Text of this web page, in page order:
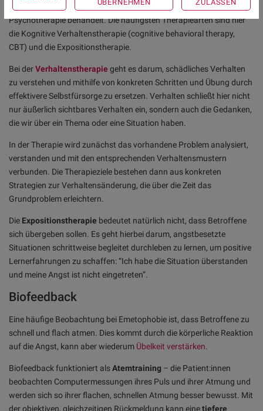
Angststörungen werden in der Regel im Rahmen einer
Psychotherapie behandelt. Die häufigsten Therapiearten sind hier
die Kognitive Verhaltenstherapie (cognitive behavioral therapy,
CBT) und die Expositionstherapie.
Bei derVerhaltenstherapie geht es darum, schädliches Verhalten
zu verstehen und mithilfe von konkreten Schritten und Übung durch
effektivere Selbstfürsorge zu ersetzen. Verhalten schließt hier nicht
nur äußerlich sichtbares Verhalten ein, sondern auch die Gedanken,
die wir über ein Thema oder eine Situation haben.
In der Therapie wird zunächst das vorhandene Problem analysiert,
verstanden und mit den entsprechenden Verhaltensmustern
verbunden. Die Therapieziele bestehen dann aus konkreten
Strategien zur Verhaltensänderung, die über die Zeit das
Grundproblem erleichtern.
Die Expositionstherapie bedeutet natürlich nicht, dass Betroffene
sich übergeben sollen. Es geht hierbei darum, angstbesetzte
Situationen schrittweise begleitet durchleben zu lernen, um positive
Lernerfahrungen zu schaffen: “Ich habe die Situation überstanden
und meine Angst ist nicht eingetreten”.
Biofeedback
Eine häufige Beobachtung bei Emetophobie ist, dass Betroffene zu
schnell und flach atmen. Dies kommt durch die körperliche Reaktion
auf die Angst, kann aber wiederum Übelkeit verstärken.
Biofeedback funktioniert alsAtemtraining – die Patient:innen
beobachten Computermessungen ihres Puls und ihrer Atmung und
werden sich so ihrer flachen, schnellen Atmung besser bewusst. Mit
der objektiven, gleichzeitigen Rückmeldung kann einetiefere
ÜBERNEHMEN
ZULASSEN